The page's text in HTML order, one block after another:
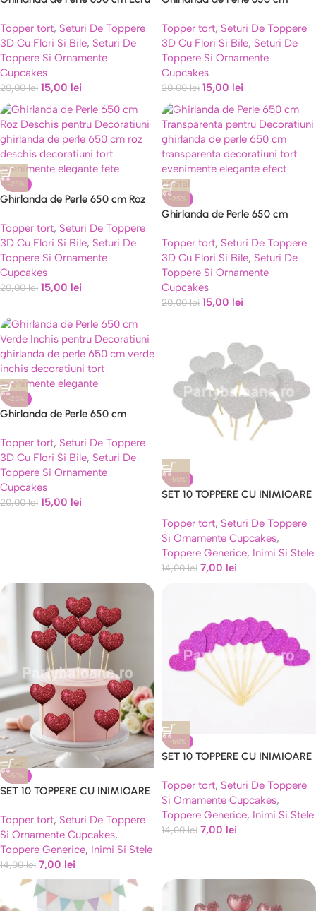
Topper tort, Seturi De Toppere
3D Cu Flori Si Bile, Seturi De
Toppere Si Ornamente
Cupcakes
20,00lei 15,00 lei
Topper tort, Seturi De Toppere
3D Cu Flori Si Bile, Seturi De
Toppere Si Ornamente
Cupcakes
20,00lei 15,00 lei
-25%
Ghirlanda de Perle 650 cm Roz
Topper tort, Seturi De Toppere
3D Cu Flori Si Bile, Seturi De
Toppere Si Ornamente
Cupcakes
20,00lei 15,00 lei
-25%
Ghirlanda de Perle 650 cm
Topper tort, Seturi De Toppere
3D Cu Flori Si Bile, Seturi De
Toppere Si Ornamente
Cupcakes
20,00lei 15,00 lei
-25%
Ghirlanda de Perle 650 cm
Topper tort, Seturi De Toppere
3D Cu Flori Si Bile, Seturi De
Toppere Si Ornamente
Cupcakes
20,00lei 15,00 lei
-50%
SET 10 TOPPERE CU INIMIOARE
Topper tort, Seturi De Toppere
Si Ornamente Cupcakes,
Toppere Generice, Inimi Si Stele
14,00lei 7,00 lei
-50%
SET 10 TOPPERE CU INIMIOARE
Topper tort, Seturi De Toppere
Si Ornamente Cupcakes,
Toppere Generice, Inimi Si Stele
14,00lei 7,00 lei
-50%
SET 10 TOPPERE CU INIMIOARE
Topper tort, Seturi De Toppere
Si Ornamente Cupcakes,
Toppere Generice, Inimi Si Stele
14,00lei 7,00 lei